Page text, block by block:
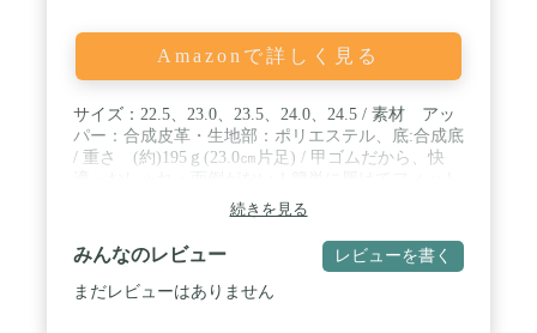
Amazonで詳しく見る
サイズ：22.5、23.0、23.5、24.0、24.5 / 素材 アッ
パー：合成皮革・生地部：ポリエステル、底:合成底
/ 重さ (約)195ｇ(23.0㎝片足) / 甲ゴムだから、快
するスニーカー 軽量で疲れにくく、脱ぎ履きもかん
たん。旅行にもお勧めです！ / 幅広の木型を使用し
た足指ゆったり、幅広５Eワイズ。親指の付け根部
分を膨らませた特別設計の靴型を採用。 クッション
性や通気性の良い中敷きを採用。本底と中敷きの下
続きを見る
みんなのレビュー レビューを書く
まだレビューはありません